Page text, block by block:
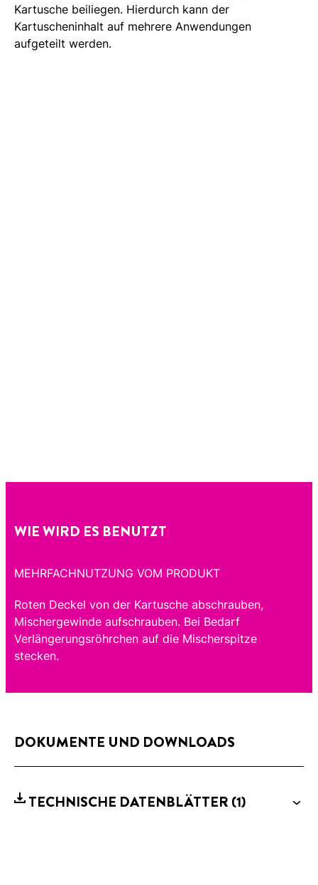
Kartusche beiliegen. Hierdurch kann der
Kartuscheninhalt auf mehrere Anwendungen
aufgeteilt werden.
WIE WIRD ES BENUTZT
MEHRFACHNUTZUNG VOM PRODUKT
Roten Deckel von der Kartusche abschrauben,
Mischergewinde aufschrauben. Bei Bedarf
Verlängerungsröhrchen auf die Mischerspitze
stecken.
DOKUMENTE UND DOWNLOADS
TECHNISCHE DATENBLÄTTER (1)